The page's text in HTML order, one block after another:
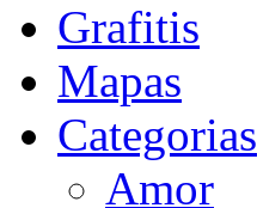
Grafitis
Mapas
Categorias
Amor